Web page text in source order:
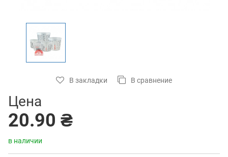
В закладки В сравнение
Цена
20.90 ₴
в наличии